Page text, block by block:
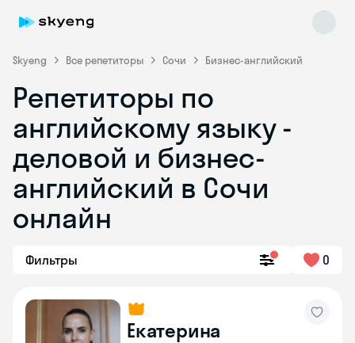
Skyeng Все репетиторы Сочи Бизнес-английский
Репетиторы по
английскому языку -
деловой и бизнес-
английский в Сочи
онлайн
Фильтры 0
Екатерина
Skyeng Chat
online